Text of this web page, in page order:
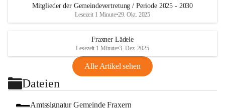
Mitglieder der Gemeindevertretung / Periode 2025 - 2030
Lesezeit 1 Minute•29. Okt. 2025
Fraxner Lädele
Lesezeit 1 Minute•3. Dez. 2025
Alle Artikel sehen
Dateien
Amtssignatur Gemeinde Fraxern